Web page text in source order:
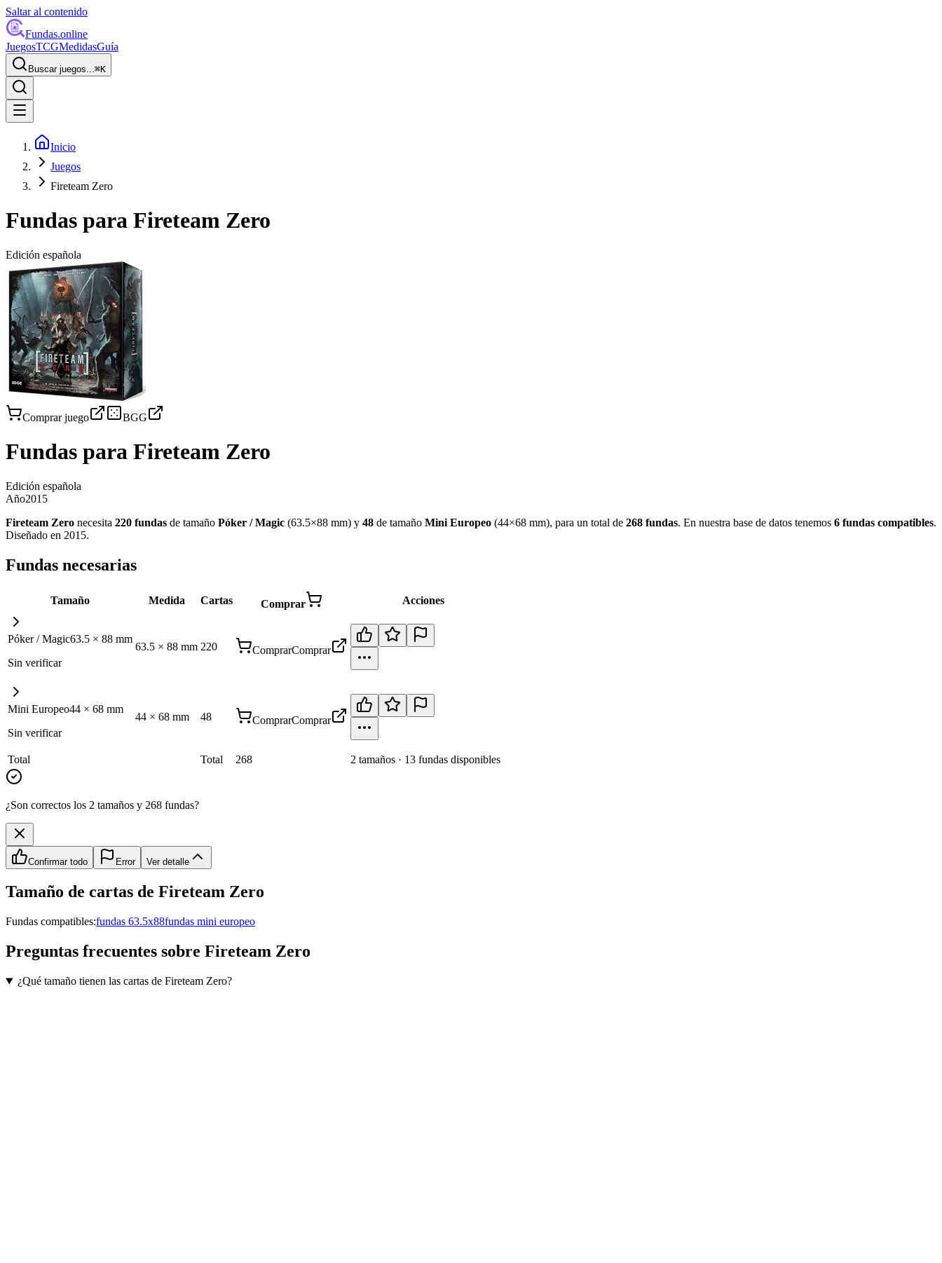
Saltar al contenido
Fundas.online
JuegosTCGMedidasGuía
Buscar juegos...⌘K
Inicio
Juegos
Fireteam Zero
Fundas para Fireteam Zero
Edición española
Comprar juego BGG
Fundas para Fireteam Zero
Edición española
Año2015
Fireteam Zero necesita 220 fundas de tamaño Póker / Magic (63.5×88 mm) y 48 de tamaño Mini Europeo (44×68 mm), para un total de 268 fundas. En nuestra base de datos tenemos 6 fundas compatibles.
Diseñado en 2015.
Fundas necesarias
Tamaño Medida Cartas Comprar Acciones
Póker / Magic63.5 × 88 mm
Sin verificar
63.5 × 88 mm 220 ComprarComprar
Mini Europeo44 × 68 mm
Sin verificar
44 × 68 mm 48 ComprarComprar
Total Total 268 2 tamaños · 13 fundas disponibles
¿Son correctos los 2 tamaños y 268 fundas?
Confirmar todo Error Ver detalle
Tamaño de cartas de Fireteam Zero
Fundas compatibles:fundas 63.5x88fundas mini europeo
Preguntas frecuentes sobre Fireteam Zero
¿Qué tamaño tienen las cartas de Fireteam Zero?